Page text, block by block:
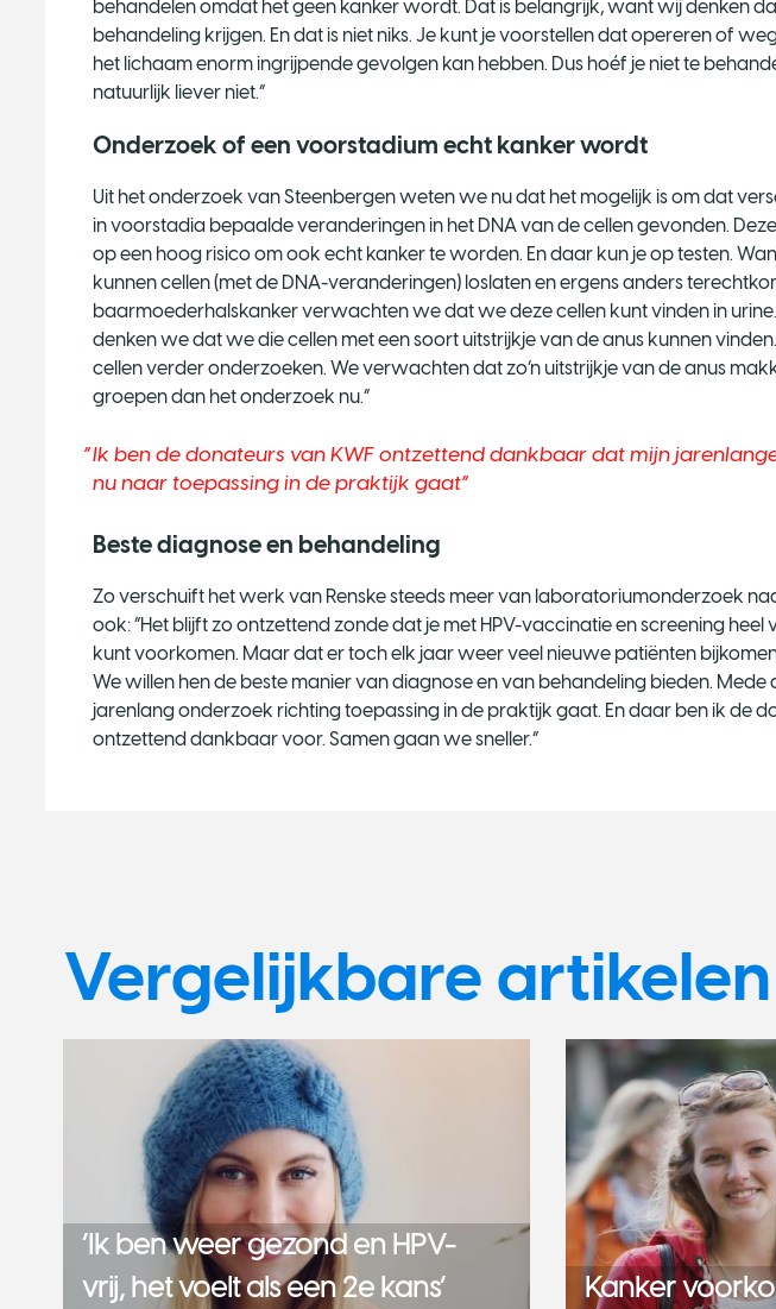
behandelen omdat het geen kanker wordt. Dat is belangrijk, want wij denken
behandeling krijgen. En dat is niet niks. Je kunt je voorstellen dat opereren of
het lichaam enorm ingrijpende gevolgen kan hebben. Dus hoéf je niet te
natuurlijk liever niet.”
Onderzoek of een voorstadium echt kanker wordt
Uit het onderzoek van Steenbergen weten we nu dat het mogelijk is om dat
in voorstadia bepaalde veranderingen in het DNA van de cellen gevonden.
op een hoog risico om ook echt kanker te worden. En daar kun je op testen.
kunnen cellen (met de DNA-veranderingen) loslaten en ergens anders
baarmoederhalskanker verwachten we dat we deze cellen kunt vinden in
denken we dat we die cellen met een soort uitstrijkje van de anus kunnen
cellen verder onderzoeken. We verwachten dat zo’n uitstrijkje van de anus
groepen dan het onderzoek nu.”
Ik ben de donateurs van KWF ontzettend dankbaar dat mijn
nu naar toepassing in de praktijk gaat
Beste diagnose en behandeling
Zo verschuift het werk van Renske steeds meer van laboratoriumonderzoek
ook: “Het blijft zo ontzettend zonde dat je met HPV-vaccinatie en screening heel
kunt voorkomen. Maar dat er toch elk jaar weer veel nieuwe patiënten bijkomen
We willen hen de beste manier van diagnose en van behandeling bieden. Mede
jarenlang onderzoek richting toepassing in de praktijk gaat. En daar ben ik de
ontzettend dankbaar voor. Samen gaan we sneller.”
Vergelijkbare artikelen
‘Ik ben weer gezond en HPV-
vrij, het voelt als een 2e kans’
Kanker